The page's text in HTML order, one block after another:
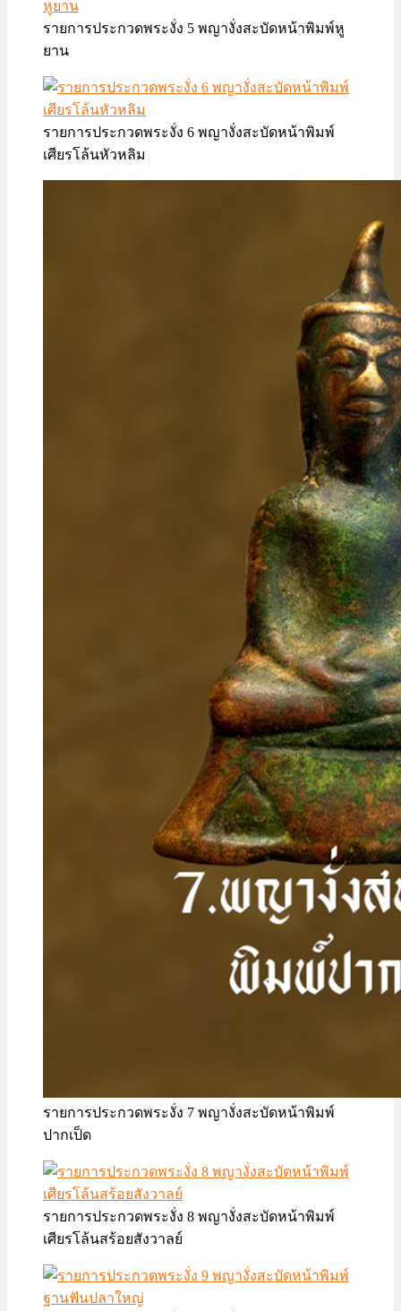
รายการประกวดพระงั่ง 5 พญางั่งสะบัดหน้าพิมพ์หู
ยาน
รายการประกวดพระงั่ง 6 พญางั่งสะบัดหน้าพิมพ์
เศียรโล้นหัวหลิม
รายการประกวดพระงั่ง 7 พญางั่งสะบัดหน้าพิมพ์
ปากเป็ด
รายการประกวดพระงั่ง 8 พญางั่งสะบัดหน้าพิมพ์
เศียรโล้นสร้อยสังวาลย์